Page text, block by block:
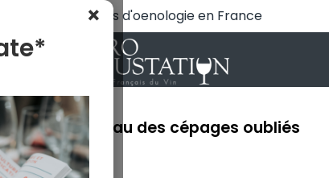
N°1 des cours d'oenologie en France
Le renouveau des cépages oubliés
×